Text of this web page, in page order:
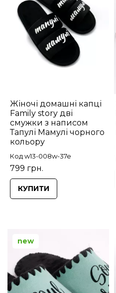
Жіночі домашні капці
Family story дві
смужки з написом
Тапулі Мамулі чорного
кольору
Код w13-008w-37e
799 грн.
КУПИТИ
new